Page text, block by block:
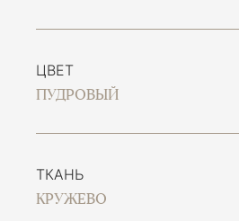
ЦВЕТ
ПУДРОВЫЙ
ТКАНЬ
КРУЖЕВО